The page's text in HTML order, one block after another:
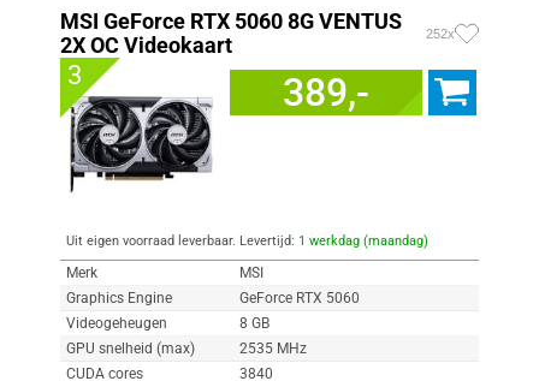
MSI GeForce RTX 5060 8G VENTUS
2X OC Videokaart
252x
3 389,-
Uit eigen voorraad leverbaar. Levertijd: 1 werkdag (maandag)
Merk
MSI
Graphics Engine
GeForce RTX 5060
Videogeheugen
8 GB
GPU snelheid (max)
2535 MHz
CUDA cores
3840